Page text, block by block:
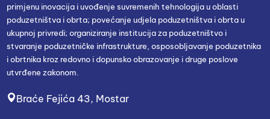
primjenu inovacija i uvođenje suvremenih tehnologija u oblasti
poduzetništva i obrta; povećanje udjela poduzetništva i obrta u
ukupnoj privredi; organiziranje institucija za poduzetništvo i
stvaranje poduzetničke infrastrukture, osposobljavanje poduzetnika
i obrtnika kroz redovno i dopunsko obrazovanje i druge poslove
utvrđene zakonom.
Braće Fejića 43, Mostar